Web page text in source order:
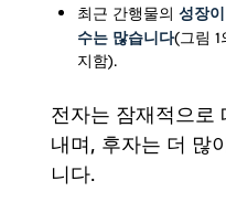
최근 간행물의 성장
수는 많습니다(그림
지함).
전자는 잠재적으로
내며, 후자는 더 많
니다.